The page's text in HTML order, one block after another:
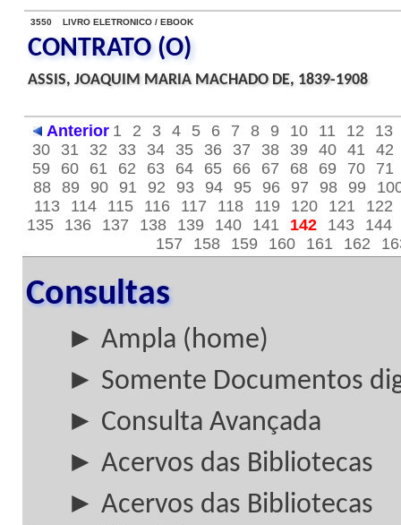
3550 LIVRO ELETRONICO / EBOOK
CONTRATO (O)
ASSIS, JOAQUIM MARIA MACHADO DE, 1839-1908
Anterior 1 2 3 4 5 6 7 8 9 10 11 12
13
30
31 32 33 34 35 36 37 38 39 40 41
42
59
60 61 62 63 64 65 66 67 68 69 70
71
88 89 90 91 92 93 94 95 96 97 98 99
113
114 115 116 117 118 119 120 121
122
135
136 137 138 139 140 141 142 143
144
157
158 159 160 161 162
Consultas
► Ampla (home)
► Somente Documentos
► Consulta Avançada
► Acervos das Bibliotecas
► Acervos das Bibliotecas